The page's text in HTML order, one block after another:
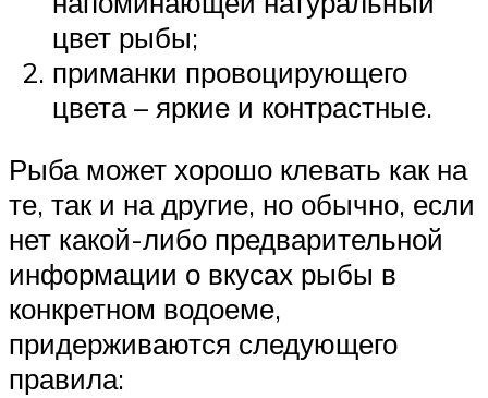
цвет рыбы;
приманки провоцирующего
цвета – яркие и контрастные.
Рыба может хорошо клевать как на
те, так и на другие, но обычно, если
нет какой-либо предварительной
информации о вкусах рыбы в
конкретном водоеме,
придерживаются следующего
правила: